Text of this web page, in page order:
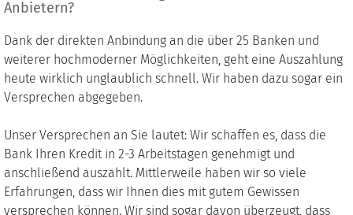
Anbietern?
Dank der direkten Anbindung an die über 25 Banken und
weiterer hochmoderner Möglichkeiten, geht eine Auszahlung
heute wirklich unglaublich schnell. Wir haben dazu sogar ein
Versprechen abgegeben.
Unser Versprechen an Sie lautet: Wir schaffen es, dass die
Bank Ihren Kredit in 2-3 Arbeitstagen genehmigt und
anschließend auszahlt. Mittlerweile haben wir so viele
Erfahrungen, dass wir Ihnen dies mit gutem Gewissen
versprechen können. Wir sind sogar davon überzeugt, dass